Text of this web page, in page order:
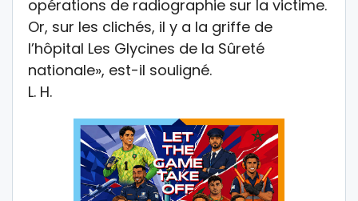
opérations de radiographie sur la victime.
Or, sur les clichés, il y a la griffe de
l’hôpital Les Glycines de la Sûreté
nationale», est-il souligné.
L. H.